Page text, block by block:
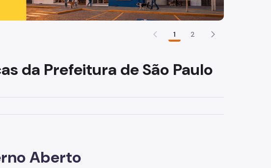
1 2
da Prefeitura de São Paulo
Aberto